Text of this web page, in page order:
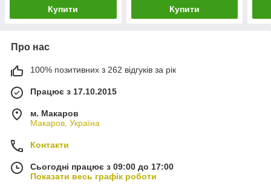
Купити Купити
Про нас
100% позитивних з 262 відгуків за рік
Працює з 17.10.2015
м. Макаров
Макаров, Україна
Контакти
Сьогодні працює з 09:00 до 17:00
Показати весь графік роботи